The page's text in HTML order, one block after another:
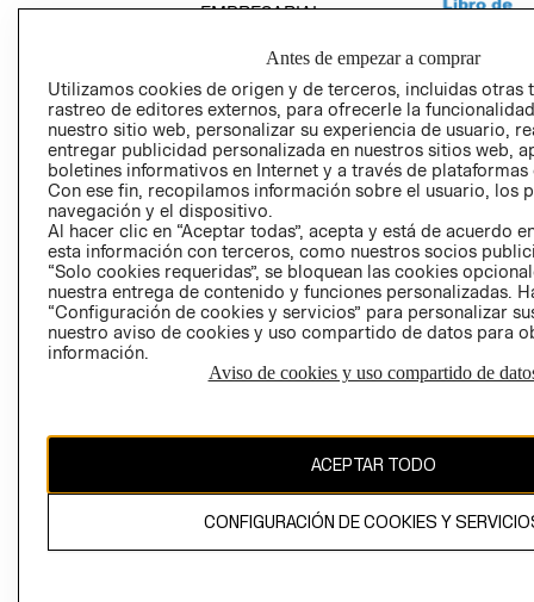
EMPRESARIAL
AVISO DE
PRIVACIDAD
GIFT CARD
El contenido de esta página web está protegido por copyright y es
propiedad de H&M Hennes & Mauritz AB
Antes de empezar a comprar
Utilizamos cookies de origen y de terceros, incluidas otras
rastreo de editores externos, para ofrecerle la
nuestro sitio web, personalizar su experiencia de usuario,
entregar publicidad personalizada en nuestros sitios web,
boletines informativos en Internet y a través de plataformas
Con ese fin, recopilamos información sobre el usuario, los
navegación y el dispositivo.
Al hacer clic en “Aceptar todas”, acepta y está de acuerdo
esta información con terceros, como nuestros socios
“Solo cookies requeridas”, se bloquean las cookies
nuestra entrega de contenido y funciones personalizadas.
“Configuración de cookies y servicios” para personalizar
nuestro aviso de cookies y uso compartido de datos para
información.
Aviso de cookies y uso compartido de
ACEPTAR TODO
CONFIGURACIÓN DE COOKIES Y